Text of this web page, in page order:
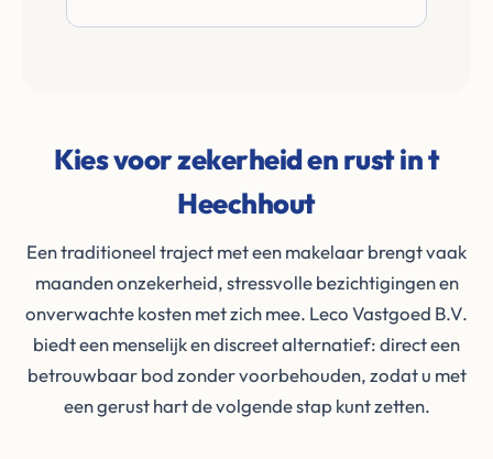
Kies voor zekerheid en rust in t
Heechhout
Een traditioneel traject met een makelaar brengt vaak
maanden onzekerheid, stressvolle bezichtigingen en
onverwachte kosten met zich mee. Leco Vastgoed B.V.
biedt een menselijk en discreet alternatief: direct een
betrouwbaar bod zonder voorbehouden, zodat u met
een gerust hart de volgende stap kunt zetten.